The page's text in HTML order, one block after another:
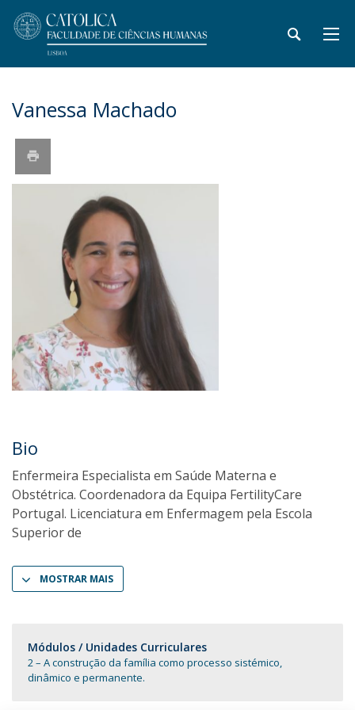
Vanessa Machado
Bio
Enfermeira Especialista em Saúde Materna e
Obstétrica. Coordenadora da Equipa FertilityCare
Portugal. Licenciatura em Enfermagem pela Escola
Superior de
MOSTRAR MAIS
Módulos / Unidades Curriculares
2 – A construção da família como processo sistémico,
dinâmico e permanente.